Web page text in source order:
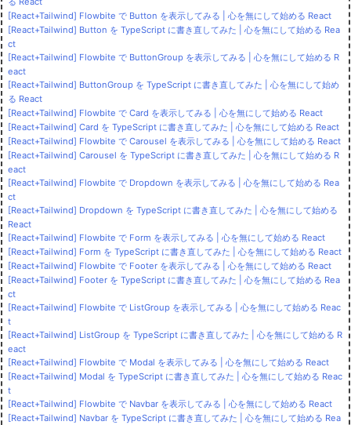
[React+Tailwind] Flowbite で Button を表示してみる | 心を無にして始める React
[React+Tailwind] Button を TypeScript に書き直してみた | 心を無にして始める Rea
ct
[React+Tailwind] Flowbite で ButtonGroup を表示してみる | 心を無にして始める R
eact
[React+Tailwind] ButtonGroup を TypeScript に書き直してみた | 心を無にして始め
る React
[React+Tailwind] Flowbite で Card を表示してみる | 心を無にして始める React
[React+Tailwind] Card を TypeScript に書き直してみた | 心を無にして始める React
[React+Tailwind] Flowbite で Carousel を表示してみる | 心を無にして始める React
[React+Tailwind] Carousel を TypeScript に書き直してみた | 心を無にして始める R
eact
[React+Tailwind] Flowbite で Dropdown を表示してみる | 心を無にして始める Rea
ct
[React+Tailwind] Dropdown を TypeScript に書き直してみた | 心を無にして始める
React
[React+Tailwind] Flowbite で Form を表示してみる | 心を無にして始める React
[React+Tailwind] Form を TypeScript に書き直してみた | 心を無にして始める React
[React+Tailwind] Flowbite で Footer を表示してみる | 心を無にして始める React
[React+Tailwind] Footer を TypeScript に書き直してみた | 心を無にして始める Rea
ct
[React+Tailwind] Flowbite で ListGroup を表示してみる | 心を無にして始める Reac
t
[React+Tailwind] ListGroup を TypeScript に書き直してみた | 心を無にして始める R
eact
[React+Tailwind] Flowbite で Modal を表示してみる | 心を無にして始める React
[React+Tailwind] Modal を TypeScript に書き直してみた | 心を無にして始める Reac
t
[React+Tailwind] Flowbite で Navbar を表示してみる | 心を無にして始める React
[React+Tailwind] Navbar を TypeScript に書き直してみた | 心を無にして始める Rea